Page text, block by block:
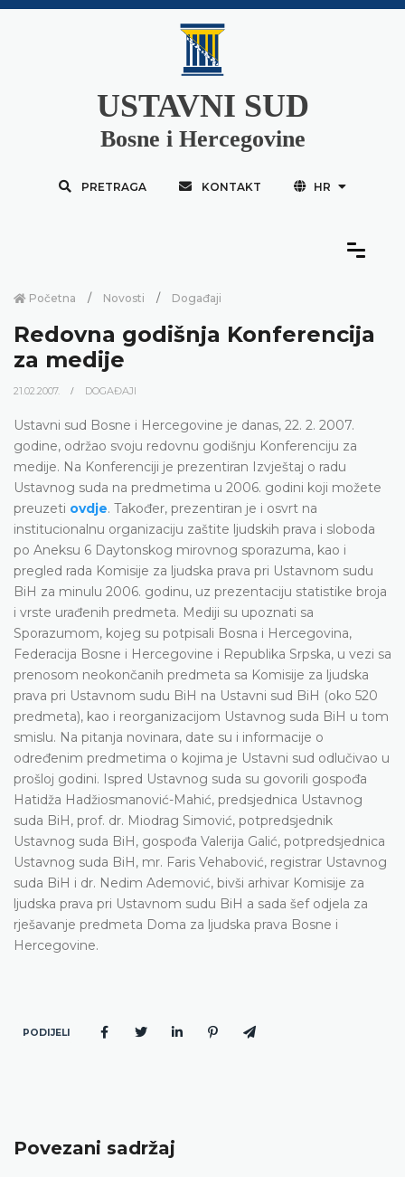
USTAVNI SUD
Bosne i Hercegovine
PRETRAGA KONTAKT HR
Početna Novosti Događaji
Redovna godišnja Konferencija
za medije
21.02.2007. DOGAĐAJI
Ustavni sud Bosne i Hercegovine je danas, 22. 2. 2007.
godine, održao svoju redovnu godišnju Konferenciju za
medije. Na Konferenciji je prezentiran Izvještaj o radu
Ustavnog suda na predmetima u 2006. godini koji možete
preuzeti ovdje. Također, prezentiran je i osvrt na
institucionalnu organizaciju zaštite ljudskih prava i sloboda
po Aneksu 6 Daytonskog mirovnog sporazuma, kao i
pregled rada Komisije za ljudska prava pri Ustavnom sudu
BiH za minulu 2006. godinu, uz prezentaciju statistike broja
i vrste urađenih predmeta. Mediji su upoznati sa
Sporazumom, kojeg su potpisali Bosna i Hercegovina,
Federacija Bosne i Hercegovine i Republika Srpska, u vezi sa
prenosom neokončanih predmeta sa Komisije za ljudska
prava pri Ustavnom sudu BiH na Ustavni sud BiH (oko 520
predmeta), kao i reorganizacijom Ustavnog suda BiH u tom
smislu. Na pitanja novinara, date su i informacije o
određenim predmetima o kojima je Ustavni sud odlučivao u
prošloj godini. Ispred Ustavnog suda su govorili gospođa
Hatidža Hadžiosmanović-Mahić, predsjednica Ustavnog
suda BiH, prof. dr. Miodrag Simović, potpredsjednik
Ustavnog suda BiH, gospođa Valerija Galić, potpredsjednica
Ustavnog suda BiH, mr. Faris Vehabović, registrar Ustavnog
suda BiH i dr. Nedim Ademović, bivši arhivar Komisije za
ljudska prava pri Ustavnom sudu BiH a sada šef odjela za
rješavanje predmeta Doma za ljudska prava Bosne i
Hercegovine.
PODIJELI
Povezani sadržaj